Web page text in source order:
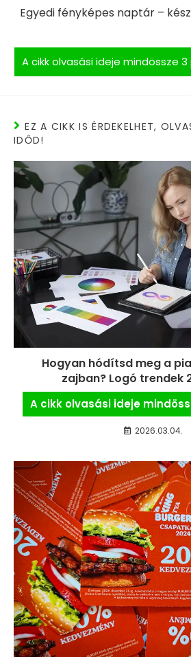
Egyedi fényképes naptár –
EZ A CIKK IS ÉRDEKELHET,
IDŐD!
Hogyan hódítsd meg a
zajban? Logó trendek
2026.03.04.